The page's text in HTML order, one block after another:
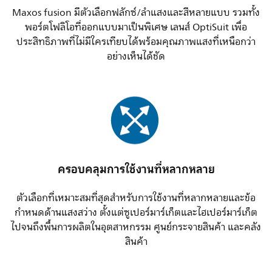
Maxos fusion มีตัวเลือกฟลักซ์/ลำแสงและสีหลายแบบ รวมทั้ง
พอร์ตโฟลิโอที่ออกแบบมาเป็นพิเศษ เลนส์ OptiSuit เพื่อ
ประสิทธิภาพที่ไม่มีใครเทียบได้พร้อมคุณภาพแสงที่เหนือกว่า
อย่างเห็นได้ชัด
ครอบคลุมการใช้งานที่หลากหลาย
ตัวเลือกที่เหมาะสมที่สุดสำหรับการใช้งานที่หลากหลายและข้อ
กำหนดด้านแสงสว่าง ตั้งแต่ซูเปอร์มาร์เก็ตและไฮเปอร์มาร์เก็ต
ไปจนถึงพื้นการผลิตในอุตสาหกรรม ศูนย์กระจายสินค้า และคลัง
สินค้า